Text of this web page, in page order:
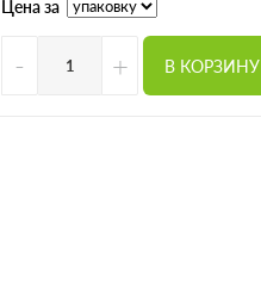
Цена за
- + В КОРЗИНУ